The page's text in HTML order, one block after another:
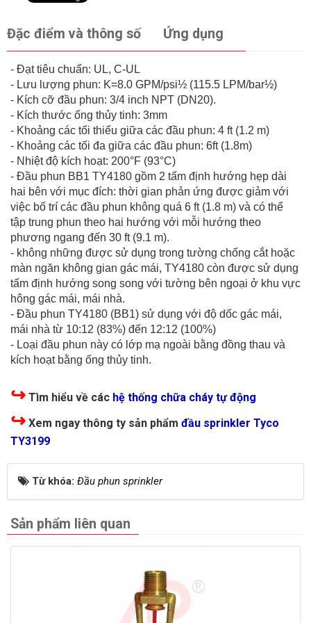
Đặc điểm và thông số Ứng dụng
- Đạt tiêu chuẩn: UL, C-UL
- Lưu lượng phun: K=8.0 GPM/psi½ (115.5 LPM/bar½)
- Kích cỡ đầu phun: 3/4 inch NPT (DN20).
- Kích thước ống thủy tinh: 3mm
- Khoảng các tối thiểu giữa các đầu phun: 4 ft (1.2 m)
- Khoảng các tối đa giữa các đầu phun: 6ft (1.8m)
- Nhiệt độ kích hoạt: 200°F (93°C)
- Đầu phun BB1 TY4180 gồm 2 tấm định hướng hẹp dài
hai bên với mục đích: thời gian phản ứng được giảm với
việc bố trí các đầu phun không quá 6 ft (1.8 m) và có thể
tập trung phun theo hai hướng với mỗi hướng theo
phương ngang đến 30 ft (9.1 m).
- không những được sử dụng trong tường chống cắt hoặc
màn ngăn không gian gác mái, TY4180 còn được sử dụng
tấm định hướng song song với tường bên ngoại ở khu vực
hông gác mái, mái nhà.
- Đầu phun TY4180 (BB1) sử dụng với độ dốc gác mái,
mái nhà từ 10:12 (83%) đến 12:12 (100%)
- Loại đầu phun này có lớp mạ ngoài bằng đồng thau và
kích hoạt bằng ống thủy tinh.
↪ Tìm hiểu về các hệ thống chữa cháy tự động
↪ Xem ngay thông ty sản phẩm đầu sprinkler Tyco
TY3199
Từ khóa: Đầu phun sprinkler
Sản phẩm liên quan